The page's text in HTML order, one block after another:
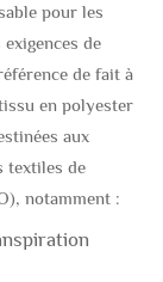
pour les
de
de fait à
en polyester
aux
textiles de
notamment :